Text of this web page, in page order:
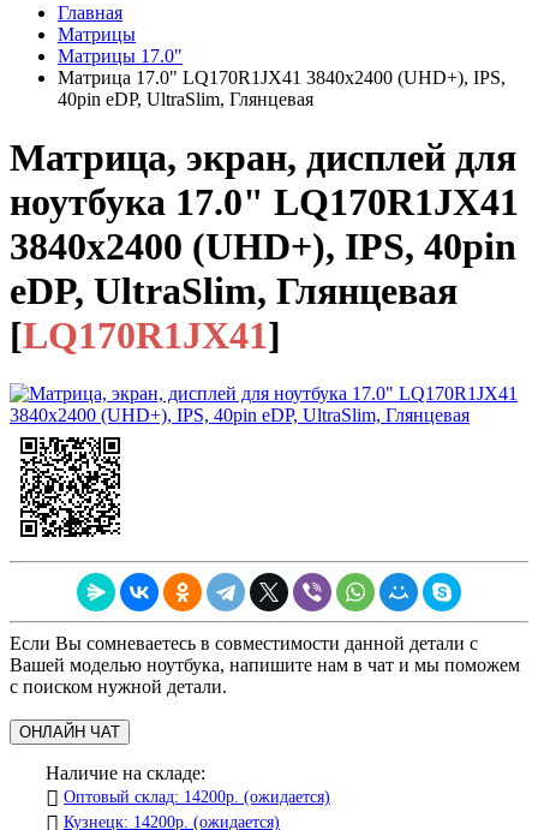
Главная
Матрицы
Матрицы 17.0"
Матрица 17.0" LQ170R1JX41 3840x2400 (UHD+), IPS,
40pin eDP, UltraSlim, Глянцевая
Матрица, экран, дисплей для
ноутбука 17.0" LQ170R1JX41
3840x2400 (UHD+), IPS, 40pin
eDP, UltraSlim, Глянцевая
[LQ170R1JX41]
Если Вы сомневаетесь в совместимости данной детали с
Вашей моделью ноутбука, напишите нам в чат и мы поможем
с поиском нужной детали.
ОНЛАЙН ЧАТ
Наличие на складе:
Оптовый склад: 14200р. (ожидается)
Кузнецк: 14200р. (ожидается)